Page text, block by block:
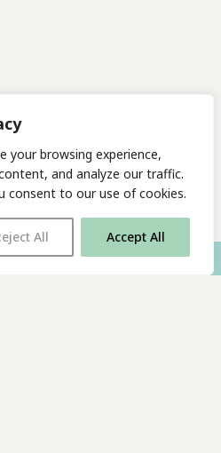
your browsing experience,
and analyze our traffic.
consent to our use of cookies.
All Accept All